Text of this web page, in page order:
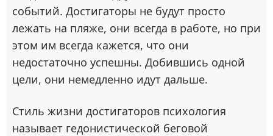
событий. Достигаторы не будут просто
лежать на пляже, они всегда в работе, но при
этом им всегда кажется, что они
недостаточно успешны. Добившись одной
цели, они немедленно идут дальше.
Стиль жизни достигаторов психология
называет гедонистической беговой